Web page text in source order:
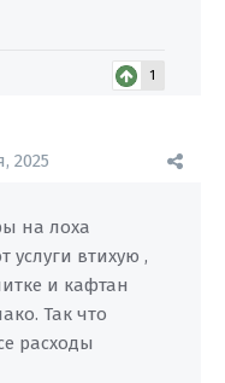
1
2025
на лоха
втихую ,
и кафтан
Так что
расходы